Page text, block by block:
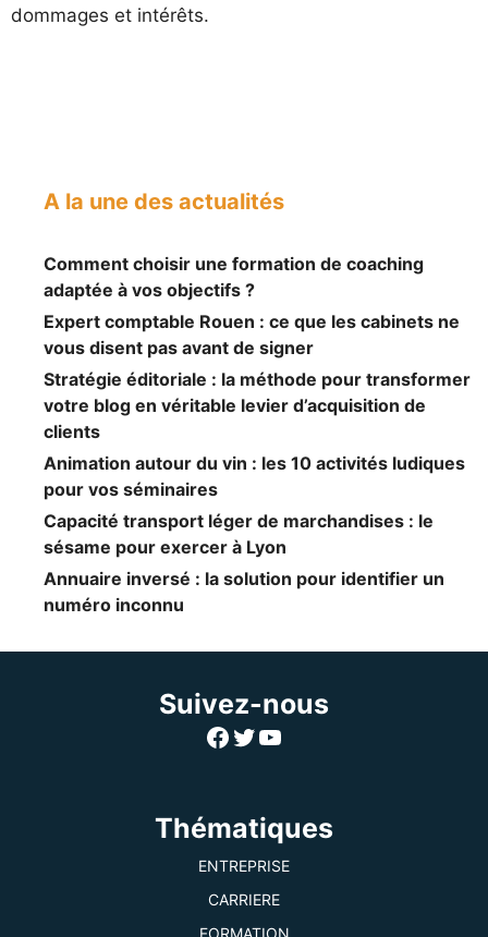
dommages et intérêts.
A la une des actualités
Comment choisir une formation de coaching
adaptée à vos objectifs ?
Expert comptable Rouen : ce que les cabinets ne
vous disent pas avant de signer
Stratégie éditoriale : la méthode pour transformer
votre blog en véritable levier d’acquisition de
clients
Animation autour du vin : les 10 activités ludiques
pour vos séminaires
Capacité transport léger de marchandises : le
sésame pour exercer à Lyon
Annuaire inversé : la solution pour identifier un
numéro inconnu
Suivez-nous
Facebook
Twitter
YouTube
Thématiques
ENTREPRISE
CARRIERE
FORMATION